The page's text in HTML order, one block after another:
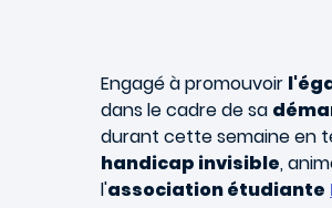
Engagé à promouvoir
dans le cadre de sa
durant cette semaine en
handicap invisible,
l'association étudiante